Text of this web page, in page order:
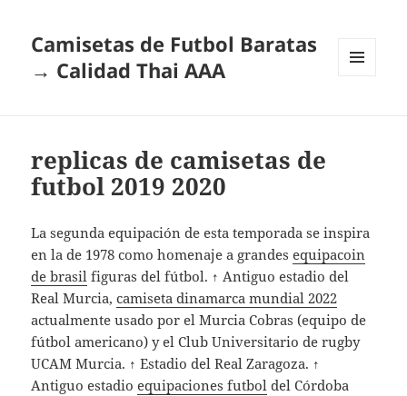
Camisetas de Futbol Baratas
→ Calidad Thai AAA
replicas de camisetas de
futbol 2019 2020
La segunda equipación de esta temporada se inspira
en la de 1978 como homenaje a grandesequipacoin
de brasil figuras del fútbol. ↑ Antiguo estadio del
Real Murcia,camiseta dinamarca mundial 2022
actualmente usado por el Murcia Cobras (equipo de
fútbol americano) y el Club Universitario de rugby
UCAM Murcia. ↑ Estadio del Real Zaragoza. ↑
Antiguo estadioequipaciones futbol del Córdoba